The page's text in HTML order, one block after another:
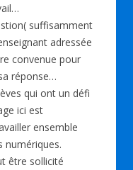
suffisamment
adressée
convenue pour
réponse…
qui ont un défi
ici est
ensemble
numériques.
être sollicité